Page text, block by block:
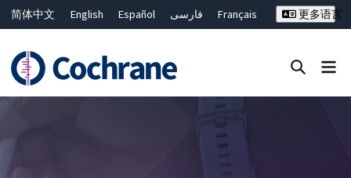
简体中文 English Español فارسی
Français
ไทย
繁體中文
更多语言